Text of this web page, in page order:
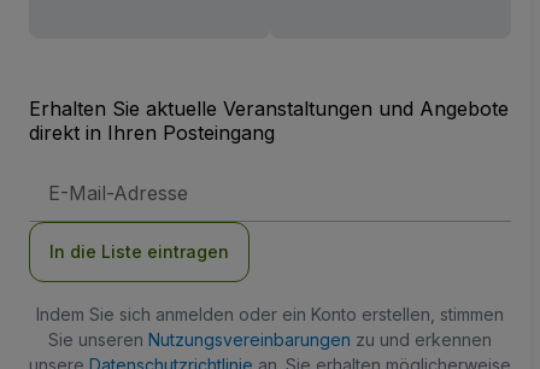
Erhalten Sie aktuelle Veranstaltungen und Angebote
direkt in Ihren Posteingang
Mail-
In die Liste eintragen
Indem Sie sich anmelden oder ein Konto erstellen, stimmen
Sie unseren Nutzungsvereinbarungen zu und erkennen
unsere Datenschutzrichtlinie an. Sie erhalten möglicherweise